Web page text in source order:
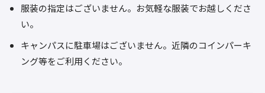
服装の指定はございません。お気軽な服装でお越しくださ
い。
キャンパスに駐車場はございません。近隣のコインパーキ
ング等をご利用ください。